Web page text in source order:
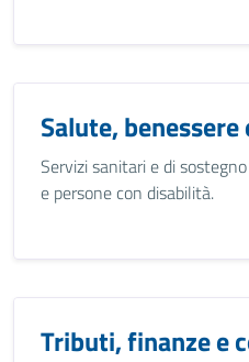
Salute,
Servizi sanitari e di
e persone con disabilità.
Tributi, finanze e